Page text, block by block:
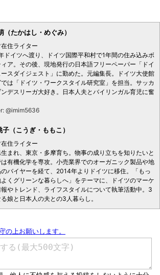
（たかはし・めぐみ）
在住ライター
ドイツへ渡り、ドイツ国際平和村で1年間の住み込みボ
ア。その後、現地発行の日本語フリーペーパー「ドイ
スダイジェスト」に勤めた。元編集長。ドイツ大使館
は「ドイツ・ワークスタイル研究室」を担当。サッカ
デスリーガ大好き。日本人夫とバイリンガル育児に奮
@imim5636
子（こうぎ・ももこ）
在住ライター
まれ、東京・多摩育ち。物事の成り立ちを知りたいと
有機化学を専攻。小売業界でのオーガニック製品や地
バイヤーを経て、2014年よりドイツに移住。「もっ
よくグリーンな暮らしへ」をテーマに、ドイツのマーケ
報やトレンド、ライフスタイルについて執筆活動中。3
娘と日本人の夫との3人暮らし。